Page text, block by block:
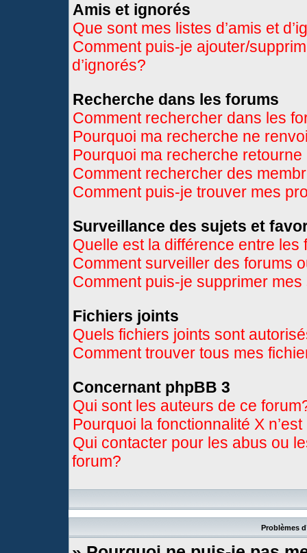
Amis et ignorés
Que sont mes listes d’amis et
Comment puis-je ajouter/
d’ignorés?
Recherche dans les forums
Comment rechercher dans les
Pourquoi ma recherche ne
Pourquoi ma recherche
Comment rechercher des
Comment puis-je trouver mes
Surveillance des sujets et
Quelle est la différence entre
Comment surveiller des forums
Comment puis-je supprimer
Fichiers joints
Quels fichiers joints sont
Comment trouver tous mes
Concernant phpBB 3
Qui sont les auteurs de ce
Pourquoi la fonctionnalité X
Qui contacter pour les abus ou
forum?
Problèmes